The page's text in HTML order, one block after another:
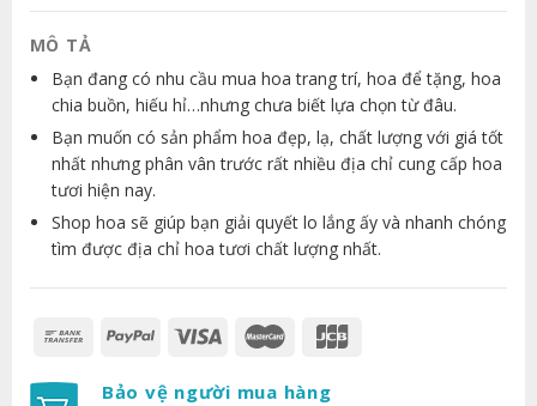
MÔ TẢ
Bạn đang có nhu cầu mua hoa trang trí, hoa để tặng, hoa
chia buồn, hiếu hỉ…nhưng chưa biết lựa chọn từ đâu.
Bạn muốn có sản phẩm hoa đẹp, lạ, chất lượng với giá tốt
nhất nhưng phân vân trước rất nhiều địa chỉ cung cấp hoa
tươi hiện nay.
Shop hoa sẽ giúp bạn giải quyết lo lắng ấy và nhanh chóng
tìm được địa chỉ hoa tươi chất lượng nhất.
Bảo vệ người mua hàng